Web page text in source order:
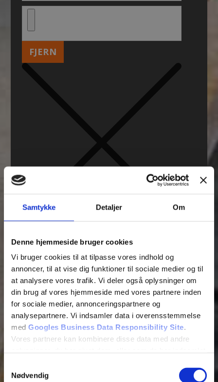
Samtykke Detaljer Om
Denne hjemmeside bruger cookies
Vi bruger cookies til at tilpasse vores indhold og
annoncer, til at vise dig funktioner til sociale medier og til
at analysere vores trafik. Vi deler også oplysninger om
din brug af vores hjemmeside med vores partnere inden
for sociale medier, annonceringspartnere og
analysepartnere. Vi indsamler data i overensstemmelse
med Googles Business Data Responsibility Site.
Vores partnere kan kombinere disse data med andre
Nødvendig
FJERN
BLIV KONTAKTET